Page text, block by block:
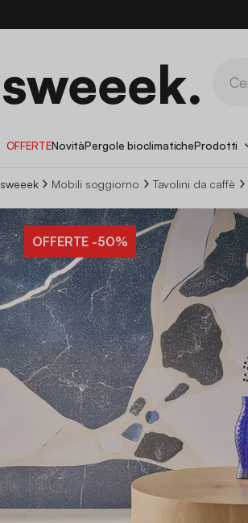
OFFERTENovitàPergole bioclimaticheProdotti
sweeek Mobili soggiorno Tavolini da caffè
OFFERTE -50%